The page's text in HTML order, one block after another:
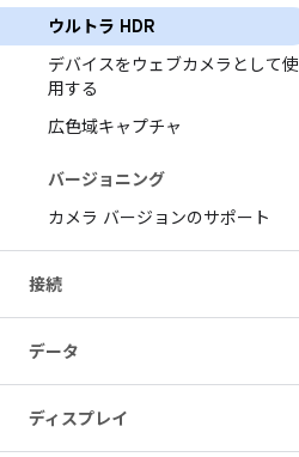
ウルトラ HDR
デバイスをウェブカメラとして使
用する
広色域キャプチャ
バージョニング
カメラ バージョンのサポート
接続
データ
ディスプレイ